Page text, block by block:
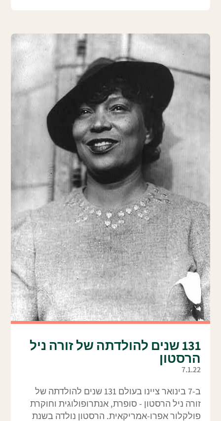
131 שנים להולדתה של זורה ניל
הרסטון
7.1.22
ב-7 בינואר ציינו בעולם 131 שנים להולדתה של
זורה ניל הרסטון - סופרת, אנתרופולוגית וחוקרת
פולקלור אפרו-אמריקאית. הרסטון נולדה בשנת